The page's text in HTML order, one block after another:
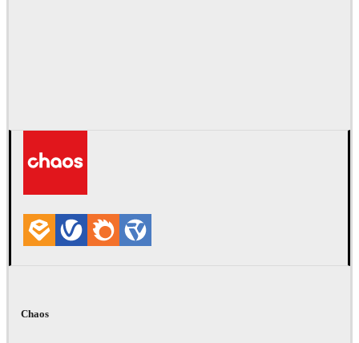
Chaos